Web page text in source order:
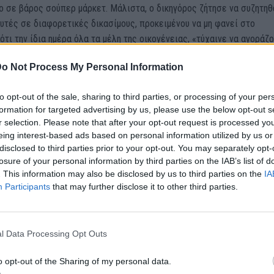
Not Process My Personal Information
opt-out of the sale, sharing to third parties, or processing of your
for targeted advertising by us, please use the below opt-out
selection. Please note that after your opt-out request is processed
interest-based ads based on personal information utilized by us
to third parties prior to your opt-out. You may separately
of your personal information by third parties on the IAB’s list of
This information may also be disclosed by us to third parties on the
Participants that may further disclose it to other third parties.
Data Processing Opt Outs
opt-out of the Sharing of my personal data.
σε βάρος σούπερ μάρκετ. Μάλιστα, ο δικηγόρος ζήτησε να
σε διαφορετικές δικασίμους, προκειμένου να μη φανεί στο
την ίδια ημέρα όλα τα μέλη της οικογένειας, «τύχαινε να
η 43χρονη δικηγόρος, την οποία έχει μηνύσει γνωστός
ότι η οικογένεια είχε καταθέσει από το 2008 και μετά
κατά περιεχόμενο αγωγές και κατά άλλων εταιρειών
και εμπορίας τροφίμων, φαρμάκων ή άλλων ειδών». Οι αγωγές
προϊόντα, όπως «χαλασμένοι συμπυκνωμένοι χυμοί
λαχανικά που περιείχαν κοτσάνια και αλλοιωμένα
ζήτησε και έλαβε εισαγγελική εντολή, προκειμένου να της
των αγωγών αυτών. Από τις αγωγές προέκυπταν τα προσωπικά